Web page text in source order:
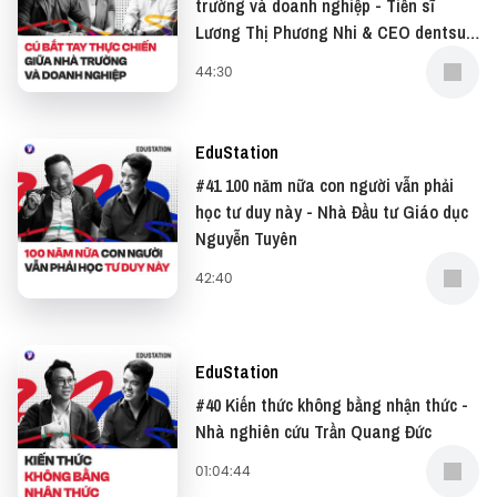
Chân thành cảm ơn FindingSchool đã đồng hành
cùng Edustation US Boarding Schools Edition.
Đừng quên có thể xem bản video của podcast này
tại: YouTube
Và đọc những bài viết thú vị tại website: Vietcetera
Yêu thích tập podcast này, bạn có thể donate cho
EduStation tại:
● Patreon: https://www.patreon.com/vietcetera
trường và doanh nghiệp - Tiến sĩ
Lương Thị Phương Nhi & CEO dentsu
44:30
EduStation
#41 100 năm nữa con người vẫn phải
học tư duy này - Nhà Đầu tư Giáo dục
Nguyễn Tuyên
42:40
EduStation
#40 Kiến thức không bằng nhận thức -
Nhà nghiên cứu Trần Quang Đức
01:04:44